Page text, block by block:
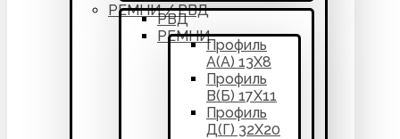
РЕМНИ / РВД
РВД
РЕМНИ
Профиль
А(А) 13Х8
Профиль
В(Б) 17Х11
Профиль
Д(Г) 32Х20